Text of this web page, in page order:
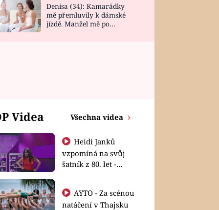
Denisa (34): Kamarádky
mě přemluvily k dámské
jízdě. Manžel mě po
Videa Všechna videa
Heidi Janků
vzpomíná na svůj
šatník z 80. let -
natáčení v Thajsku